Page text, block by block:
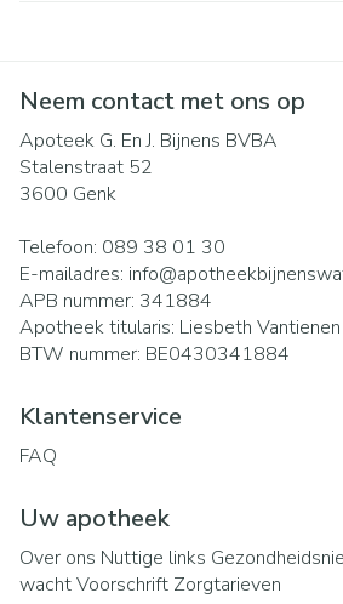
Neem contact met ons op
Apoteek G. En J. Bijnens BVBA
Stalenstraat 52
3600 Genk
Telefoon: 089 38 01 30
E-mailadres: info@
APB nummer: 341884
Apotheek titularis: Liesbeth Vantienen
BTW nummer: BE0430341884
Klantenservice
FAQ
Uw apotheek
Over ons Nuttige links
wachtVoorschrift Zorgtarieven